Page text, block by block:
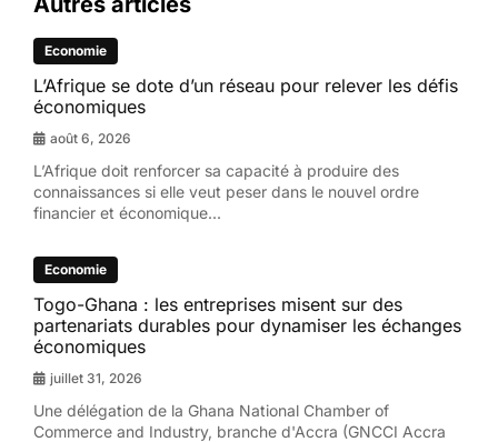
Economie
L’Afrique se dote d’un réseau pour relever les défis
économiques
août 6, 2026
L’Afrique doit renforcer sa capacité à produire des
connaissances si elle veut peser dans le nouvel ordre
financier et économique...
Economie
Togo-Ghana : les entreprises misent sur des
partenariats durables pour dynamiser les échanges
économiques
juillet 31, 2026
Une délégation de la Ghana National Chamber of
Commerce and Industry, branche d'Accra (GNCCI Accra